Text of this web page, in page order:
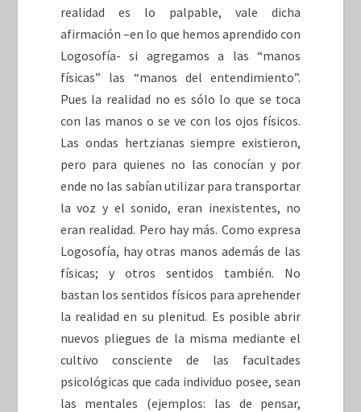
realidad es lo palpable, vale dicha
afirmación –en lo que hemos aprendido con
Logosofía- si agregamos a las “manos
físicas” las “manos del entendimiento”.
Pues la realidad no es sólo lo que se toca
con las manos o se ve con los ojos físicos.
Las ondas hertzianas siempre existieron,
pero para quienes no las conocían y por
ende no las sabían utilizar para transportar
la voz y el sonido, eran inexistentes, no
eran realidad. Pero hay más. Como expresa
Logosofía, hay otras manos además de las
físicas; y otros sentidos también. No
bastan los sentidos físicos para aprehender
la realidad en su plenitud. Es posible abrir
nuevos pliegues de la misma mediante el
cultivo consciente de las facultades
psicológicas que cada individuo posee, sean
las mentales (ejemplos: las de pensar,